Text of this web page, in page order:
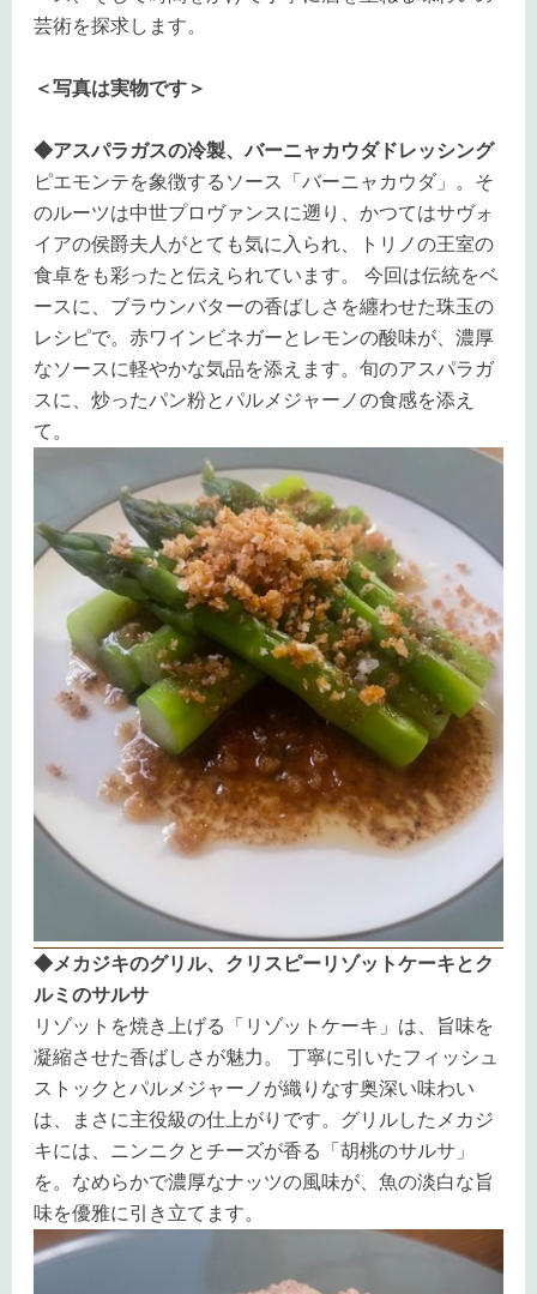
芸術を探求します。
＜写真は実物です＞
◆アスパラガスの冷製、バーニャカウダドレッシング
ピエモンテを象徴するソース「バーニャカウダ」。そ
のルーツは中世プロヴァンスに遡り、かつてはサヴォ
イアの侯爵夫人がとても気に入られ、
トリノの王室の
食卓をも彩ったと伝えられています。 今回は伝統をベ
ースに、ブラウンバターの香ばしさを纏わせた珠玉の
レシピで。赤ワインビネガーとレモンの酸味が、濃厚
なソースに軽やかな気品を添えます。旬のアスパラガ
スに、炒ったパン粉とパルメジャーノの食感を添え
て。
◆メカジキのグリル、クリスピーリゾットケーキとク
ルミのサルサ
リゾットを焼き上げる「リゾットケーキ」は、旨味を
凝縮させた香ばしさが魅力。 丁寧に引いたフィッシュ
ストックとパルメジャーノが織りなす奥深い味わい
は、まさに主役級の仕上がりです。グリルしたメカジ
キには、ニンニクとチーズが香る「胡桃のサルサ」
を。なめらかで濃厚なナッツの風味が、魚の淡白な旨
味を優雅に引き立てます。